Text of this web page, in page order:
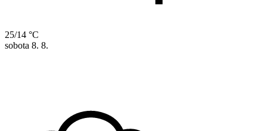
25/14 °C
sobota 8. 8.